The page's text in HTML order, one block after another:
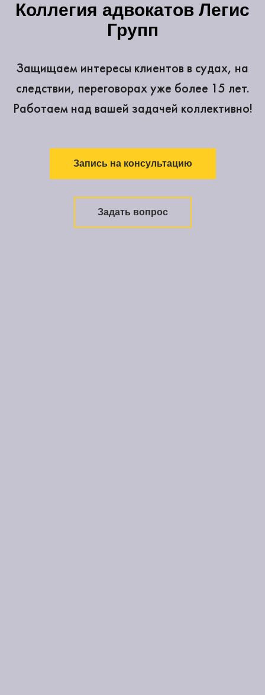
Коллегия адвокатов Легис
Групп
Защищаем интересы клиентов в судах, на
следствии, переговорах уже более 15 лет.
Работаем над вашей задачей коллективно!
Запись на консультацию
Задать вопрос